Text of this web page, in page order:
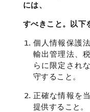
には、
すべきこと。以下
個人情報保護
輸出管理法、
らに限定され
守すること。
正確な情報を
提供すること。